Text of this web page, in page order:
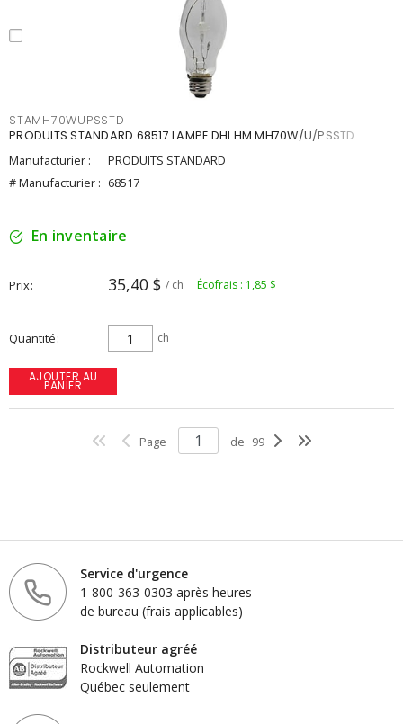
STAMH70WUPSSTD
PRODUITS STANDARD 68517 LAMPE DHI HM MH70W/U/PSSTD
Manufacturier :
PRODUITS STANDARD
# Manufacturier : 68517
En inventaire
Prix 35,40 $ / ch Écofrais : 1,85 $
Quantité ch
AJOUTER AU
PANIER
Page de 99
Service d'urgence
1-800-363-0303 après heures
de bureau (frais applicables)
Distributeur agréé
Rockwell Automation
Québec seulement